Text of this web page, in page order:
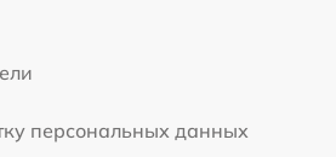
персональных данных